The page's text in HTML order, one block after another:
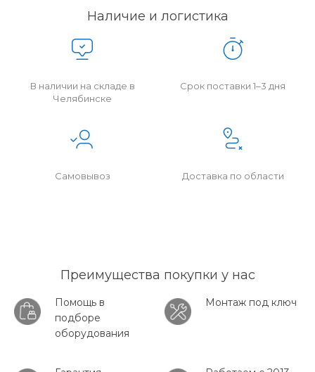
Наличие и логистика
В наличии на складе в
Челябинске
Срок поставки 1–3 дня
Самовывоз Доставка по области
Преимущества покупки у нас
Помощь в
подборе
оборудования
Монтаж под ключ